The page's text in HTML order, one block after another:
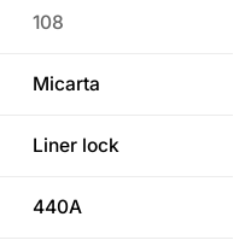
108
Micarta
Liner lock
440A